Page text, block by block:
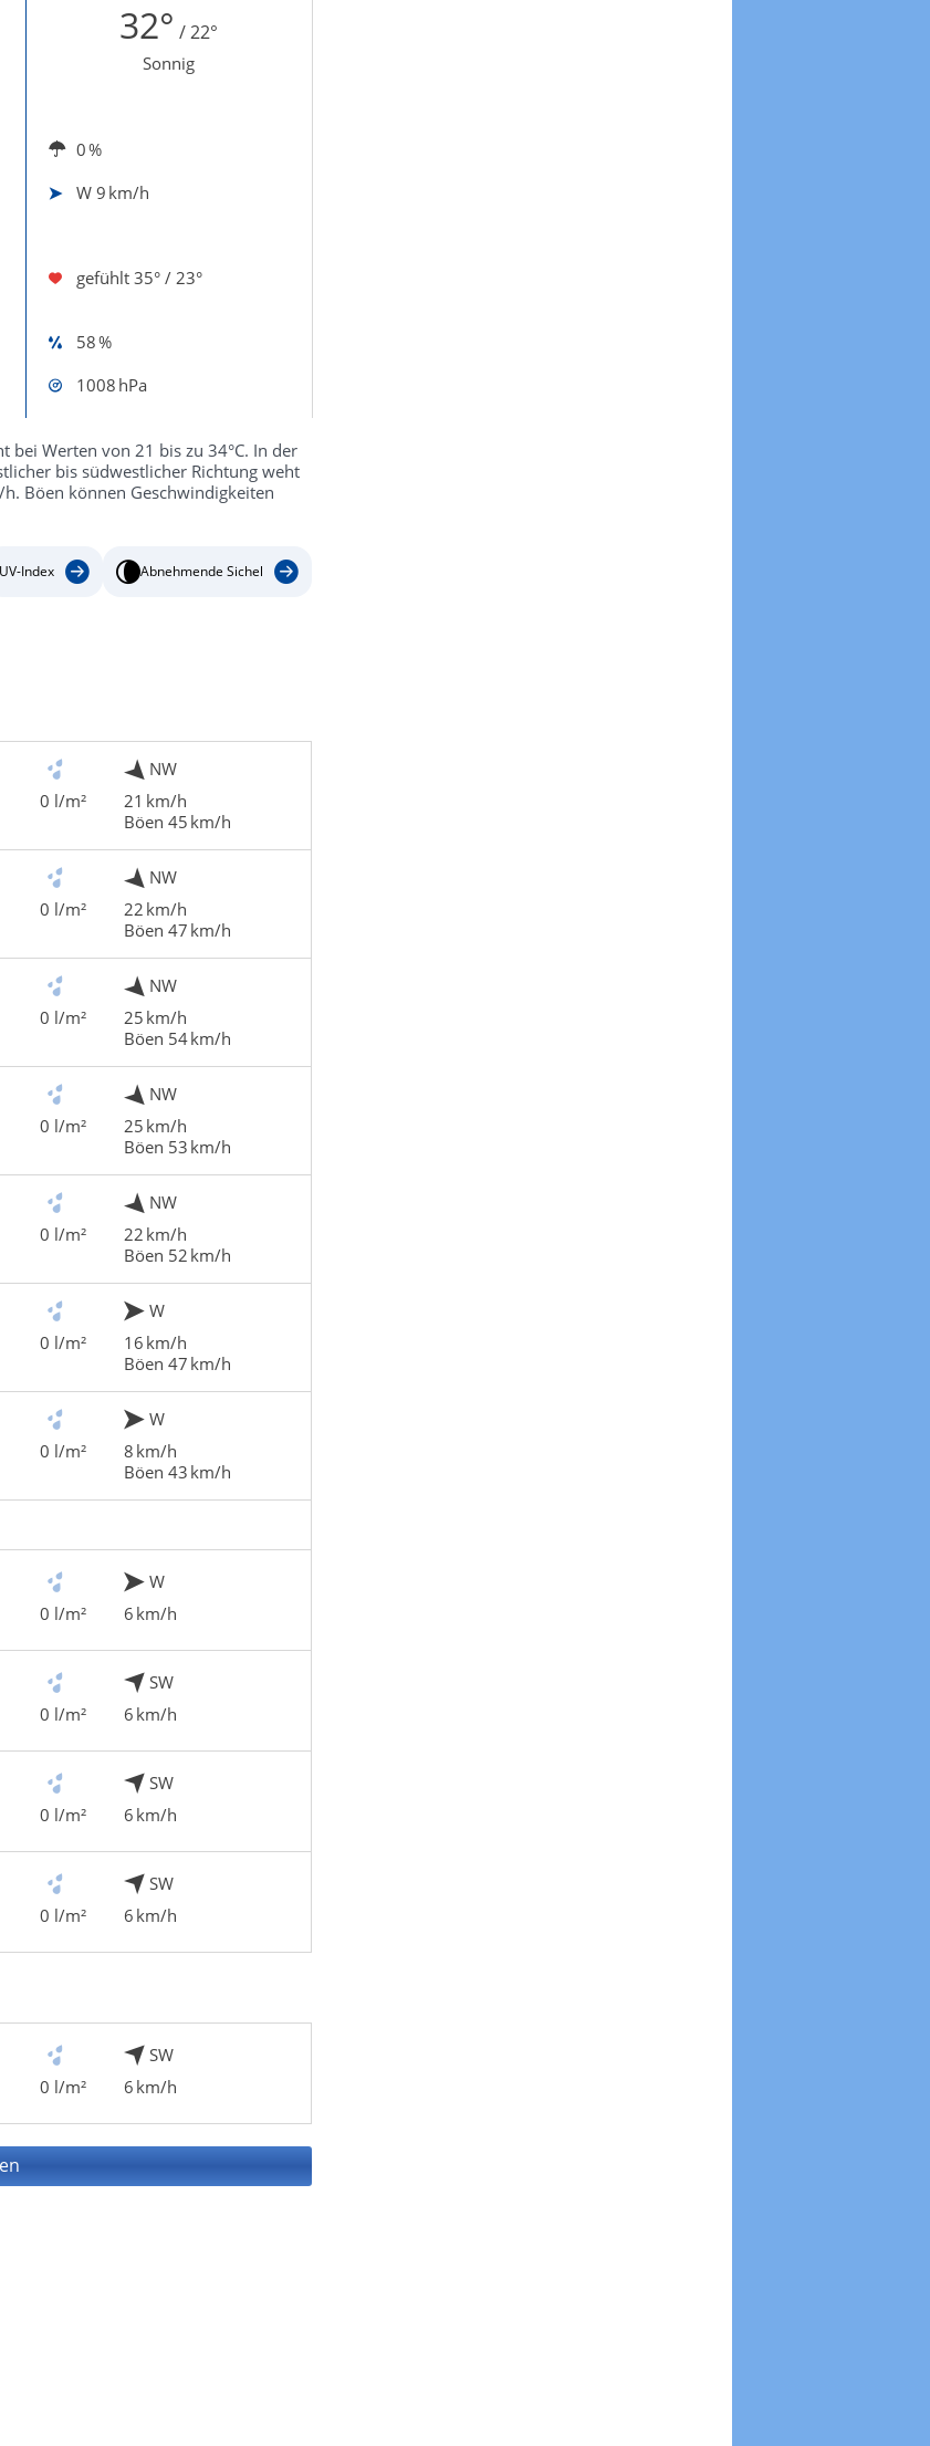
32° / 22°
Sonnig
0 %
W 9 km/h
gefühlt 35° / 23°
58 %
1008 hPa
bei Werten von 21 bis zu 34°C. In der
bis südwestlicher Richtung weht
Böen können Geschwindigkeiten
UV-Index Abnehmende Sichel
0 l/m²
NW
21 km/h
Böen 45 km/h
0 l/m²
NW
22 km/h
Böen 47 km/h
0 l/m²
NW
25 km/h
Böen 54 km/h
0 l/m²
NW
25 km/h
Böen 53 km/h
0 l/m²
NW
22 km/h
Böen 52 km/h
0 l/m²
W
16 km/h
Böen 47 km/h
0 l/m²
W
8 km/h
Böen 43 km/h
0 l/m²
W
6 km/h
0 l/m²
SW
6 km/h
0 l/m²
SW
6 km/h
0 l/m²
SW
6 km/h
0 l/m²
SW
6 km/h